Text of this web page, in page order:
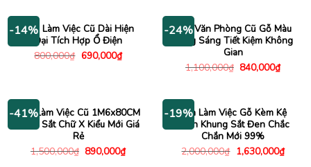
1,630,000₫.
-14%Bàn Làm Việc Cũ Dài Hiện
Đại Tích Hợp Ổ Điện
800,000₫ Giá
690,000₫Giá
hiện
-24%
Bàn Văn Phòng Cũ Gỗ Màu
Vàng Sáng Tiết Kiệm Không
Gian
1,100,000₫ Giá
840,000₫Giá
hiện
-41%
Bàn Làm Việc Cũ 1M6x80CM
Chân Sắt Chữ X Kiểu Mới Giá
Rẻ
1,500,000₫ Giá
890,000₫Giá
hiện
-19%Bàn Làm Việc Gỗ Kèm Kệ
Sách Khung Sắt Đen Chắc
Chắn Mới 99%
2,000,000₫ Giá
gốc
1,630,000₫Giá
hiện